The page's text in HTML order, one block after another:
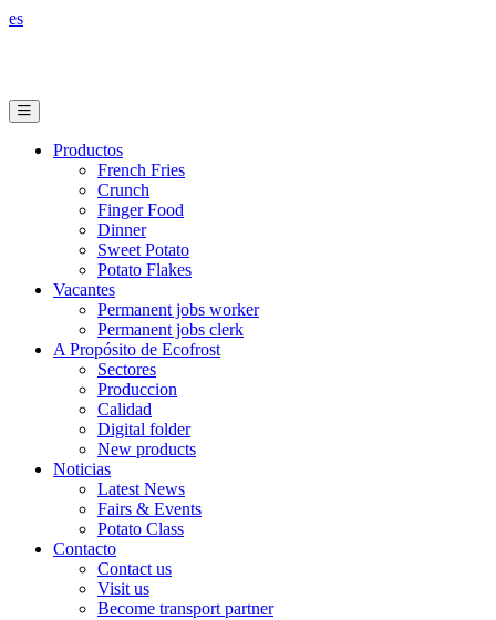
es
Productos
French Fries
Crunch
Finger Food
Dinner
Sweet Potato
Potato Flakes
Vacantes
Permanent jobs worker
Permanent jobs clerk
A Propósito de Ecofrost
Sectores
Produccion
Calidad
Digital folder
New products
Noticias
Latest News
Fairs & Events
Potato Class
Contacto
Contact us
Visit us
Become transport partner